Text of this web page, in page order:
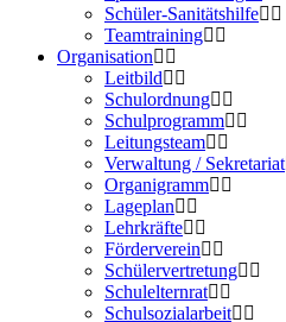
Schüler-Sanitätshilfe
Teamtraining
Organisation
Leitbild
Schulordnung
Schulprogramm
Leitungsteam
Verwaltung / Sekretariat
Organigramm
Lageplan
Lehrkräfte
Förderverein
Schülervertretung
Schulelternrat
Schulsozialarbeit